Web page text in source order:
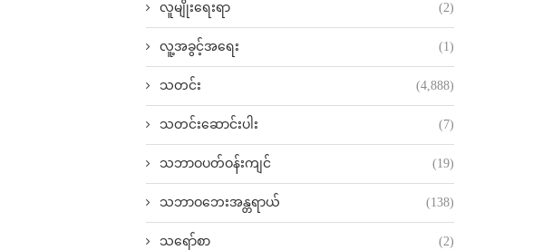
လူမျိုးရေးရာ (2)
လူ့အခွင့်အရေး (1)
သတင်း (4,888)
သတင်းဆောင်းပါး (7)
သဘာဝပတ်ဝန်းကျင် (19)
သဘာဝဘေးအန္တရာယ် (138)
သရော်စာ (2)